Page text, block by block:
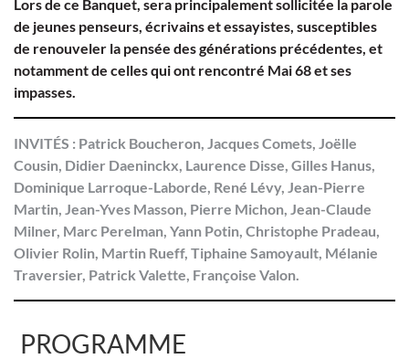
Lors de ce Banquet, sera principalement sollicitée la parole
de jeunes penseurs, écrivains et essayistes, susceptibles
de renouveler la pensée des générations précédentes, et
notamment de celles qui ont rencontré Mai 68 et ses
impasses.
INVITÉS : Patrick Boucheron, Jacques Comets, Joëlle
Cousin, Didier Daeninckx, Laurence Disse, Gilles Hanus,
Dominique Larroque-Laborde, René Lévy, Jean-Pierre
Martin, Jean-Yves Masson, Pierre Michon, Jean-Claude
Milner, Marc Perelman, Yann Potin, Christophe Pradeau,
Olivier Rolin, Martin Rueff, Tiphaine Samoyault, Mélanie
Traversier, Patrick Valette, Françoise Valon.
PROGRAMME